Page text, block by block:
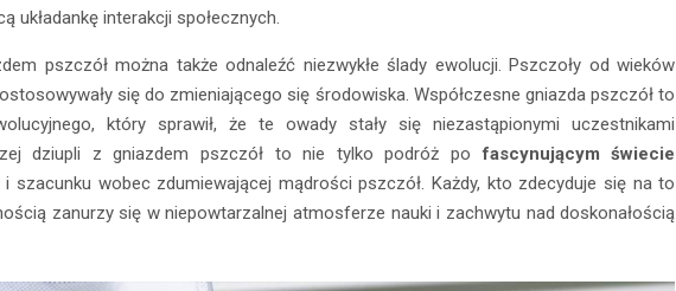
układankę interakcji społecznych.
pszczół można także odnaleźć niezwykłe ślady ewolucji. Pszczoły od wieków
się do zmieniającego się środowiska. Współczesne gniazda pszczół to
który sprawił, że te owady stały się niezastąpionymi uczestnikami
dziupli z gniazdem pszczół to nie tylko podróż po fascynującym świecie
szacunku wobec zdumiewającej mądrości pszczół. Każdy, kto zdecyduje się na to
zanurzy się w niepowtarzalnej atmosferze nauki i zachwytu nad doskonałością